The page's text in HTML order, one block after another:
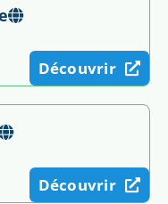
Découvrir
Découvrir